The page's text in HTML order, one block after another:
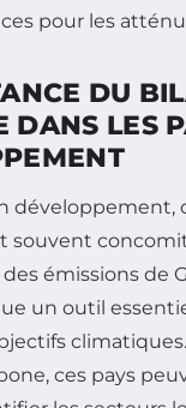
pour les
DU
DANS LES
développement,
souvent
émissions de
un outil
ces pays